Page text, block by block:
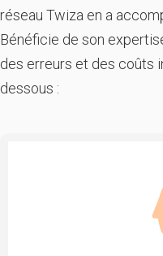
réseau Twiza en a
Bénéficie de son
des erreurs et des coûts
dessous :